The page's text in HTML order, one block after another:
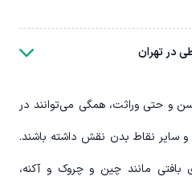
در تهران
سن و حتی وراثت، همگی می‌توانند در
سایر نقاط بدن نقش داشته باشند.
مانند چین و چروک و آکنه،